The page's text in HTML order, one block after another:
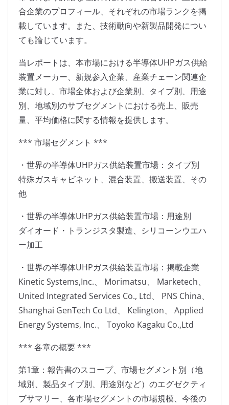
合企業のプロフィール、それぞれの市場ランクを掲
載しています。また、技術動向や新製品開発につい
ても論じています。
当レポートは、本市場における半導体UHPガス供給
装置メーカー、新規参入企業、産業チェーン関連企
業に対し、市場全体および企業別、タイプ別、用途
別、地域別のサブセグメントにおける売上、販売
量、平均価格に関する情報を提供します。
*** 市場セグメント ***
・世界の半導体UHPガス供給装置市場：タイプ別
特殊ガスキャビネット、混合装置、搬送装置、その
他
・世界の半導体UHPガス供給装置市場：用途別
ダイオード・トランジスタ製造、シリコーンウエハ
ー加工
・世界の半導体UHPガス供給装置市場：掲載企業
Kinetic Systems,Inc.、 Morimatsu、 Marketech、
United Integrated Services Co., Ltd、 PNS China、
Shanghai GenTech Co Ltd、 Kelington、 Applied
Energy Systems, Inc.、 Toyoko Kagaku Co.,Ltd
*** 各章の概要 ***
第1章：報告書のスコープ、市場セグメント別（地
域別、製品タイプ別、用途別など）のエグゼクティ
ブサマリー、各市場セグメントの市場規模、今後の